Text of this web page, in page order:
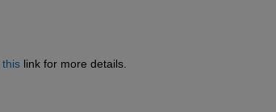
this link for more details.